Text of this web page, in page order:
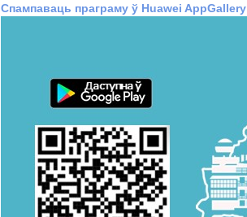
Спампаваць праграму ў Huawei AppGallery